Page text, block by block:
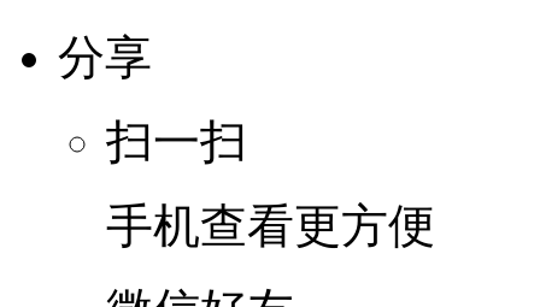
分享
扫一扫
手机查看更方便